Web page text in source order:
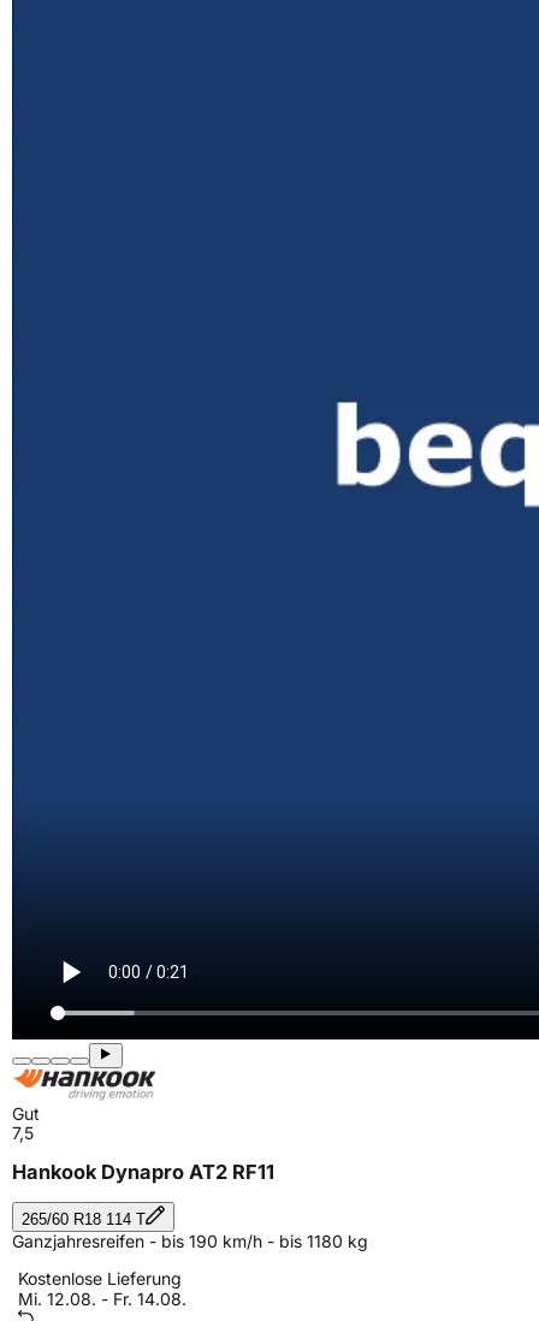
Gut
7,5
Hankook Dynapro AT2 RF11
265/60 R18 114 T
Ganzjahresreifen - bis 190 km/h - bis 1180 kg
Kostenlose Lieferung
Mi. 12.08. - Fr. 14.08.